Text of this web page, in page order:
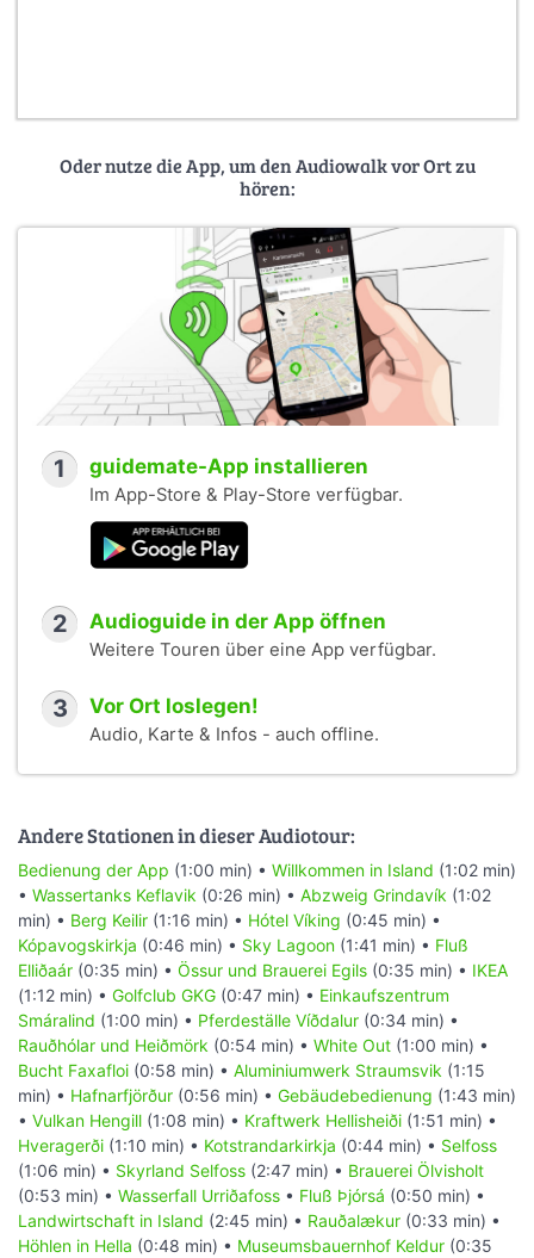
Oder nutze die App, um den Audiowalk vor Ort zu
hören:
1 guidemate-App installieren
Im App-Store & Play-Store verfügbar.
2 Audioguide in der App öffnen
Weitere Touren über eine App verfügbar.
3 Vor Ort loslegen!
Audio, Karte & Infos - auch offline.
Andere Stationen in dieser Audiotour:
Bedienung der App (1:00 min) • Willkommen in Island (1:02 min)
• Wassertanks Keflavik (0:26 min) • Abzweig Grindavík (1:02
min) • Berg Keilir (1:16 min) • Hótel Víking (0:45 min) •
Kópavogskirkja (0:46 min) • Sky Lagoon (1:41 min) • Fluß
Elliðaár (0:35 min) • Össur und Brauerei Egils (0:35 min) • IKEA
(1:12 min) • Golfclub GKG (0:47 min) • Einkaufszentrum
Smáralind (1:00 min) • Pferdeställe Víðdalur (0:34 min) •
Rauðhólar und Heiðmörk (0:54 min) • White Out (1:00 min) •
Bucht Faxafloi (0:58 min) • Aluminiumwerk Straumsvik (1:15
min) • Hafnarfjörður (0:56 min) • Gebäudebedienung (1:43 min)
• Vulkan Hengill (1:08 min) • Kraftwerk Hellisheiði (1:51 min) •
Hveragerði (1:10 min) • Kotstrandarkirkja (0:44 min) • Selfoss
(1:06 min) • Skyrland Selfoss (2:47 min) • Brauerei Ölvisholt
(0:53 min) • Wasserfall Urriðafoss • Fluß Þjórsá (0:50 min) •
Landwirtschaft in Island (2:45 min) • Rauðalækur (0:33 min) •
Höhlen in Hella (0:48 min) • Museumsbauernhof Keldur (0:35